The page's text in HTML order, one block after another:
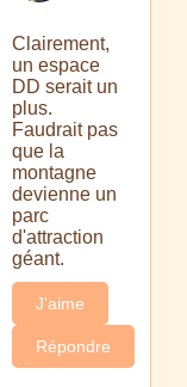
Clairement,
un espace
DD serait un
plus.
Faudrait pas
que la
montagne
devienne un
parc
d'attraction
géant.
J'aime
Répondre